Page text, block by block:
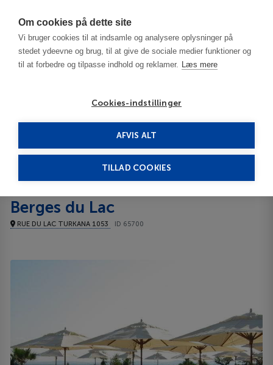
Om cookies på dette site
Vi bruger cookies til at indsamle og analysere oplysninger på
stedet ydeevne og brug, til at give de sociale medier funktioner og
til at forbedre og tilpasse indhold og reklamer. Læs mere
Cookies-indstillinger
AFVIS ALT
TILLAD COOKIES
Tunis - Carthage Coast
Barcelo Concorde Les Berges du Lac 5*****
Berges du Lac
RUE DU LAC TURKANA 1053 ID 65700